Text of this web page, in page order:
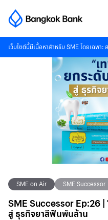
เว็บไซต์นี้มีเนื้อหาสำหรับ SME โดยเฉพาะ
SME on Air SME Successor
SME Successor Ep:26 |
สู่ ธุรกิจยาสีฟันพันล้าน